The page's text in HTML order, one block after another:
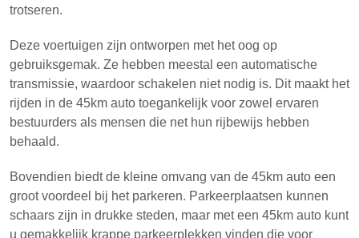
trotseren.
Deze voertuigen zijn ontworpen met het oog op
gebruiksgemak. Ze hebben meestal een automatische
transmissie, waardoor schakelen niet nodig is. Dit maakt het
rijden in de 45km auto toegankelijk voor zowel ervaren
bestuurders als mensen die net hun rijbewijs hebben
behaald.
Bovendien biedt de kleine omvang van de 45km auto een
groot voordeel bij het parkeren. Parkeerplaatsen kunnen
schaars zijn in drukke steden, maar met een 45km auto kunt
u gemakkelijk krappe parkeerplekken vinden die voor